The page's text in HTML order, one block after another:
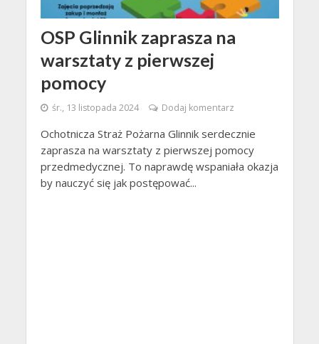
OSP Glinnik zaprasza na
warsztaty z pierwszej
pomocy
śr., 13 listopada 2024 Dodaj komentarz
Ochotnicza Straż Pożarna Glinnik serdecznie
zaprasza na warsztaty z pierwszej pomocy
przedmedycznej. To naprawdę wspaniała okazja
by nauczyć się jak postępować...